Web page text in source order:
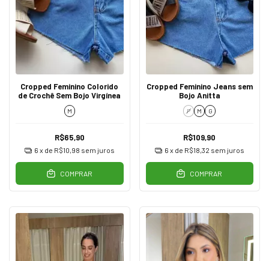
Cropped Feminino Colorido
de Crochê Sem Bojo Virgínea
M
R$65,90
6 x de R$10,98 sem juros
COMPRAR
Cropped Feminino Jeans sem
Bojo Anitta
P M G
R$109,90
6 x de R$18,32 sem juros
COMPRAR